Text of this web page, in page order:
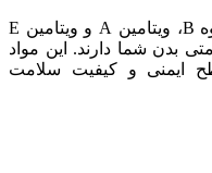
همچنین بامیه شامل ویتامین های گروه B، ویتامین A و ویتامین E
بدن شما دارند. این مواد
ایمنی و کیفیت سلامت